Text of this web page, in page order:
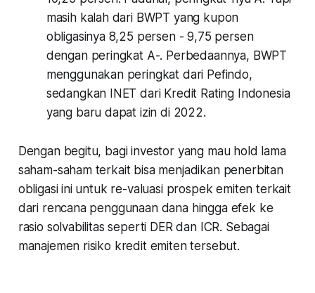
masih kalah dari BWPT yang kupon
obligasinya 8,25 persen - 9,75 persen
dengan peringkat A-. Perbedaannya, BWPT
menggunakan peringkat dari Pefindo,
sedangkan INET dari Kredit Rating Indonesia
yang baru dapat izin di 2022.
Dengan begitu, bagi investor yang mau hold lama
saham-saham terkait bisa menjadikan penerbitan
obligasi ini untuk re-valuasi prospek emiten terkait
dari rencana penggunaan dana hingga efek ke
rasio solvabilitas seperti DER dan ICR. Sebagai
manajemen risiko kredit emiten tersebut.